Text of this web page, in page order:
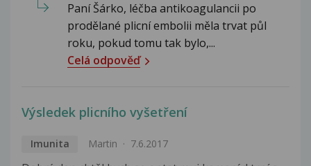
Paní Šárko, léčba antikoagulancii po
prodělané plicní embolii měla trvat půl
roku, pokud tomu tak bylo,...
Celá odpověď
Výsledek plicního vyšetření
Imunita Martin 7.6.2017